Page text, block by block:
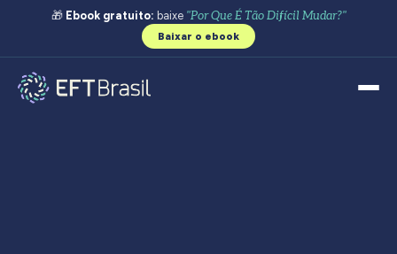
🎁 Ebook gratuito: baixe "Por Que É Tão Difícil Mudar?"
Baixar o ebook